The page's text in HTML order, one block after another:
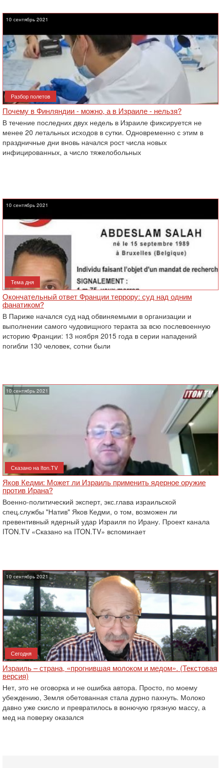
10 сентябрь 2021
Разбор полетов
Почему в Финляндии - можно, а в Израиле - нельзя?
В течение последних двух недель в Израиле фиксируется не
менее 20 летальных исходов в сутки. Одновременно с этим в
праздничные дни вновь начался рост числа новых
инфицированных, а число тяжелобольных
10 сентябрь 2021
Тема дня
Окончательный ответ Франции террору: суд над одним
фанатиком?
В Париже начался суд над обвиняемыми в организации и
выполнении самого ‎чудовищного теракта за всю послевоенную
историю Франции: ‎13 ноября 2015 года в серии нападений
погибли 130 человек, сотни были
10 сентябрь 2021
Сказано на Iton.TV
Яков Кедми: Может ли Израиль применить ядерное оружие
против Ирана?
Военно-политический эксперт, экс.глава израильской
спец.службы "Натив" Яков Кедми, о том, возможен ли
превентивный ядерный удар Израиля по Ирану. Проект канала
ITON.TV «Сказано на ITON.TV» вспоминает
10 сентябрь 2021
Сегодня
Израиль – страна, «прогнившая молоком и медом». (Текстовая
версия)
Нет, это не оговорка и не ошибка автора. Просто, по моему
убеждению, Земля обетованная стала дурно пахнуть. Молоко
давно уже скисло и превратилось в вонючую грязную массу, а
мед на поверку оказался